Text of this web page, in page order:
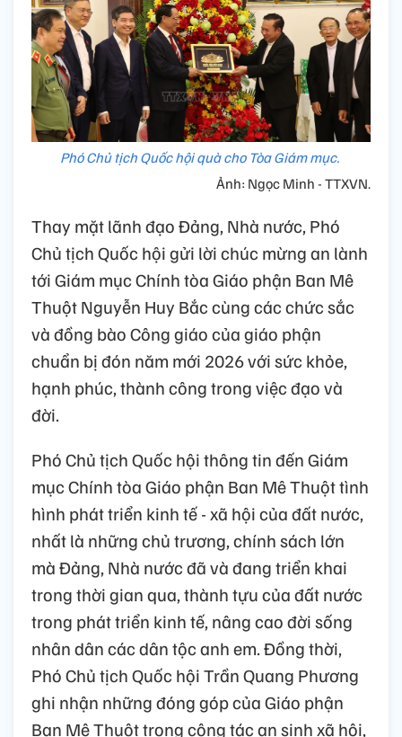
Phó Chủ tịch Quốc hội quà cho Tòa Giám mục.
Ảnh: Ngọc Minh - TTXVN.
Thay mặt lãnh đạo Đảng, Nhà nước, Phó
Chủ tịch Quốc hội gửi lời chúc mừng an lành
tới Giám mục Chính tòa Giáo phận Ban Mê
Thuột Nguyễn Huy Bắc cùng các chức sắc
và đồng bào Công giáo của giáo phận
chuẩn bị đón năm mới 2026 với sức khỏe,
hạnh phúc, thành công trong việc đạo và
đời.
Phó Chủ tịch Quốc hội thông tin đến Giám
mục Chính tòa Giáo phận Ban Mê Thuột tình
hình phát triển kinh tế - xã hội của đất nước,
nhất là những chủ trương, chính sách lớn
mà Đảng, Nhà nước đã và đang triển khai
trong thời gian qua, thành tựu của đất nước
trong phát triển kinh tế, nâng cao đời sống
nhân dân các dân tộc anh em. Đồng thời,
Phó Chủ tịch Quốc hội Trần Quang Phương
ghi nhận những đóng góp của Giáo phận
Ban Mê Thuột trong công tác an sinh xã hội,